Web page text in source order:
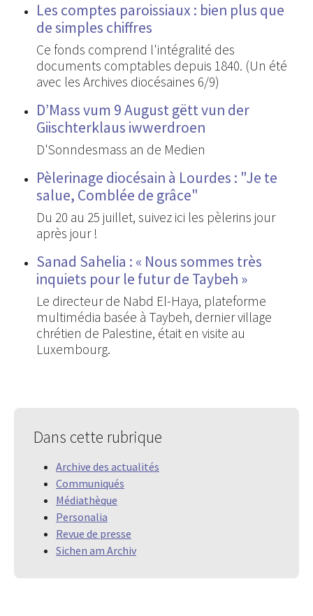
Les comptes paroissiaux : bien plus que
de simples chiffres
Ce fonds comprend l'intégralité des
documents comptables depuis 1840. (Un été
avec les Archives diocésaines 6/9)
D’Mass vum 9 August gëtt vun der
Giischterklaus iwwerdroen
D'Sonndesmass an de Medien
Pèlerinage diocésain à Lourdes : "Je te
salue, Comblée de grâce"
Du 20 au 25 juillet, suivez ici les pèlerins jour
après jour !
Sanad Sahelia : « Nous sommes très
inquiets pour le futur de Taybeh »
Le directeur de Nabd El-Haya, plateforme
multimédia basée à Taybeh, dernier village
chrétien de Palestine, était en visite au
Luxembourg.
Dans cette rubrique
Archive des actualités
Communiqués
Médiathèque
Personalia
Revue de presse
Sichen am Archiv